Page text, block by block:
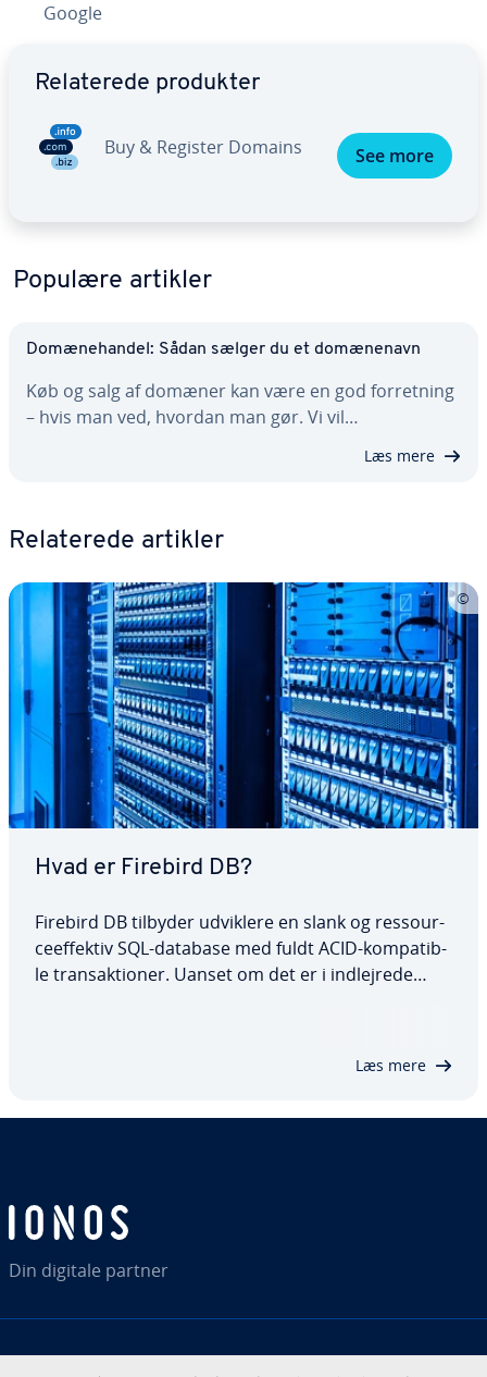
Google
Re­la­te­re­de produkter
Buy & Register Domains See more
Populære artikler
Do­mæ­ne­han­del: Sådan sælger du et do­mæ­ne­navn
Køb og salg af domæner kan være en god for­ret­ning
– hvis man ved, hvordan man gør. Vi vil…
Læs mere
Re­la­te­re­de artikler
Hvad er Firebird DB?
Firebird DB tilbyder udviklere en slank og res­sour­
ce­ef­fek­tiv SQL-database med fuldt ACID-kom­pa­tib­
le transak­tio­ner. Uanset om det er i ind­lej­re­de
Læs mere
Din digitale partner